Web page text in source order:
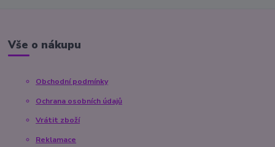
Vše o nákupu
Obchodní podmínky
Ochrana osobních údajů
Vrátit zboží
Reklamace